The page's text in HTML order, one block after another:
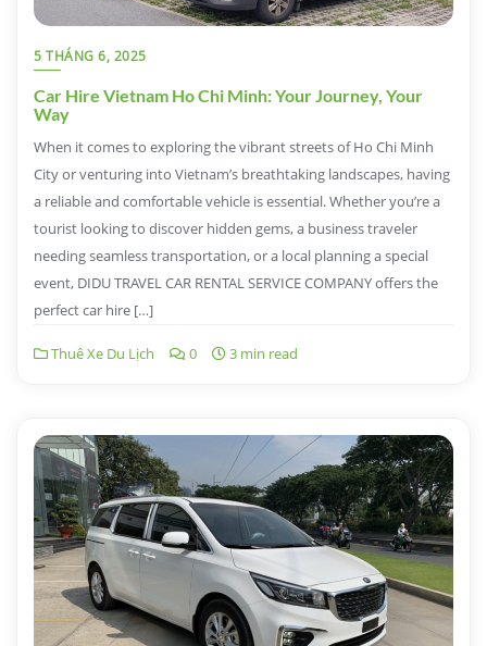
5 THÁNG 6, 2025
Car Hire Vietnam Ho Chi Minh: Your Journey, Your
Way
When it comes to exploring the vibrant streets of Ho Chi Minh
City or venturing into Vietnam’s breathtaking landscapes, having
a reliable and comfortable vehicle is essential. Whether you’re a
tourist looking to discover hidden gems, a business traveler
needing seamless transportation, or a local planning a special
event, DIDU TRAVEL CAR RENTAL SERVICE COMPANY offers the
perfect car hire […]
Thuê Xe Du Lịch 0 3 min read